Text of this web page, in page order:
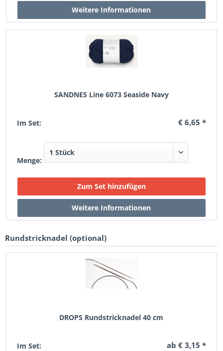
SANDNES Line 6073 Seaside Navy
Im Set: € 6,65 *
Menge:
Rundstricknadel (optional)
DROPS Rundstricknadel 40 cm
Im Set: ab € 3,15 *